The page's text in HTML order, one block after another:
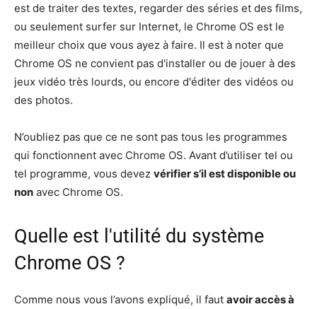
est de traiter des textes, regarder des séries et des films,
ou seulement surfer sur Internet, le Chrome OS est le
meilleur choix que vous ayez à faire. Il est à noter que
Chrome OS ne convient pas d'installer ou de jouer à des
jeux vidéo très lourds, ou encore d'éditer des vidéos ou
des photos.
N’oubliez pas que ce ne sont pas tous les programmes
qui fonctionnent avec Chrome OS. Avant d’utiliser tel ou
tel programme, vous devez vérifier s’il est disponible ou
non avec Chrome OS.
Quelle est l'utilité du système
Chrome OS ?
Comme nous vous l’avons expliqué, il faut avoir accès à